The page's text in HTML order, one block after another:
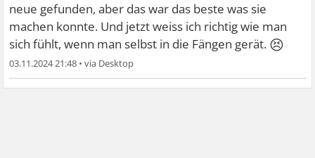
neue gefunden, aber das war das beste was sie
machen konnte. Und jetzt weiss ich richtig wie man
sich fühlt, wenn man selbst in die Fängen gerät. 😣
03.11.2024 21:48 •